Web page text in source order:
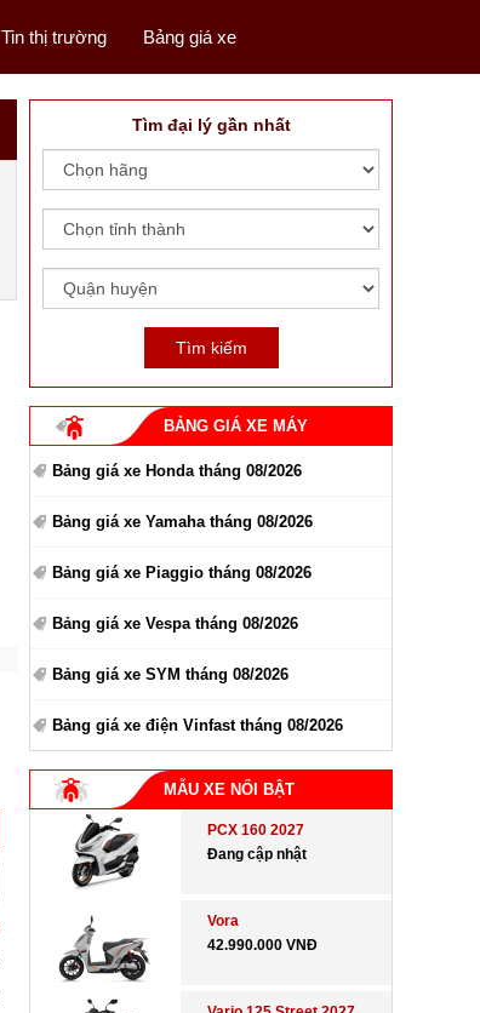
Tin thị trường Bảng giá xe
Tìm đại lý gần nhất
BẢNG GIÁ XE MÁY
Bảng giá xe Honda tháng 08/2026
Bảng giá xe Yamaha tháng 08/2026
Bảng giá xe Piaggio tháng 08/2026
Bảng giá xe Vespa tháng 08/2026
Bảng giá xe SYM tháng 08/2026
Bảng giá xe điện Vinfast tháng 08/2026
MẪU XE NỔI BẬT
PCX 160 2027
Đang cập nhật
Vora
42.990.000 VNĐ